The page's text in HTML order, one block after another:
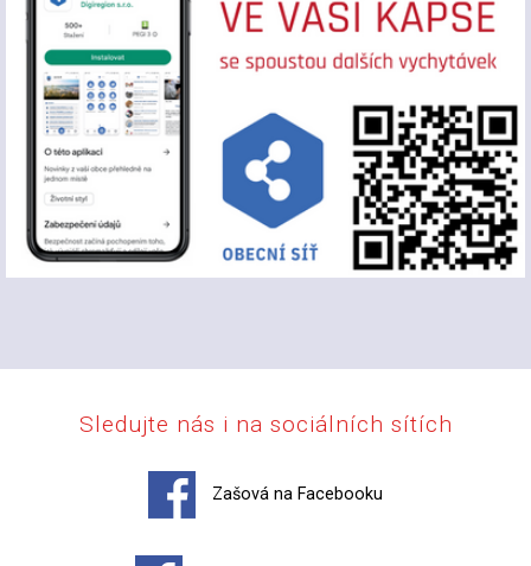
Sledujte nás i na sociálních sítích
Zašová na Facebooku